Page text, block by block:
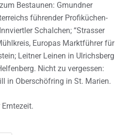
Bestaunen: Gmundner
führender Profiküchen-
Schalchen; “Strasser
Europas Marktführer für
Leitner Leinen in Ulrichsberg
Nicht zu vergessen:
in Oberschöfring in St. Marien.